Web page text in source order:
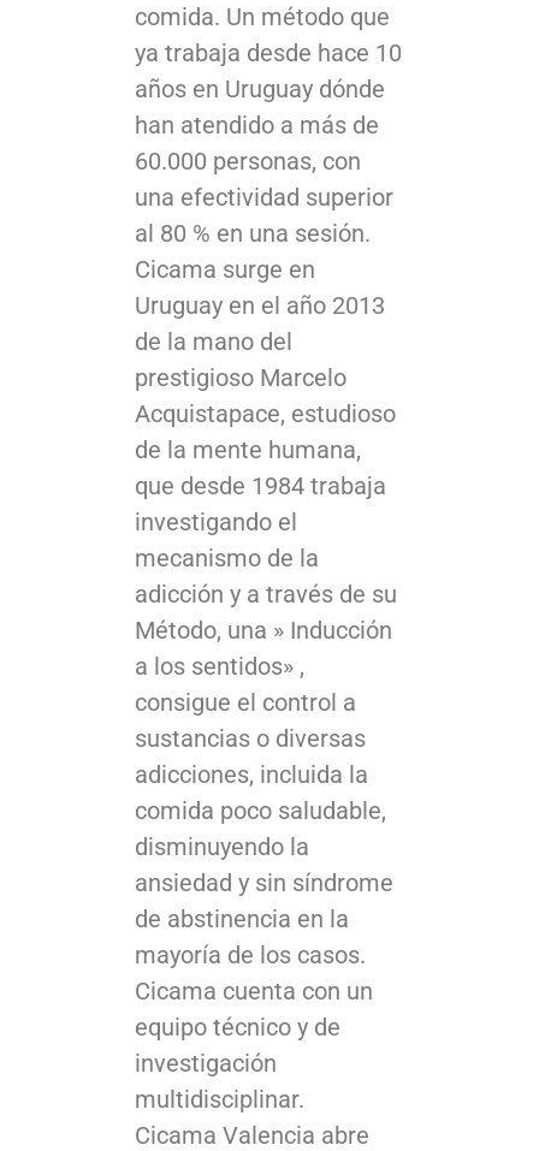
comida. Un método que
ya trabaja desde hace 10
años en Uruguay dónde
han atendido a más de
60.000 personas, con
una efectividad superior
al 80 % en una sesión.
Cicama surge en
Uruguay en el año 2013
de la mano del
prestigioso Marcelo
Acquistapace, estudioso
de la mente humana,
que desde 1984 trabaja
investigando el
mecanismo de la
adicción y a través de su
Método, una » Inducción
a los sentidos» ,
consigue el control a
sustancias o diversas
adicciones, incluida la
comida poco saludable,
disminuyendo la
ansiedad y sin síndrome
de abstinencia en la
mayoría de los casos.
Cicama cuenta con un
equipo técnico y de
investigación
multidisciplinar.
Cicama Valencia abre